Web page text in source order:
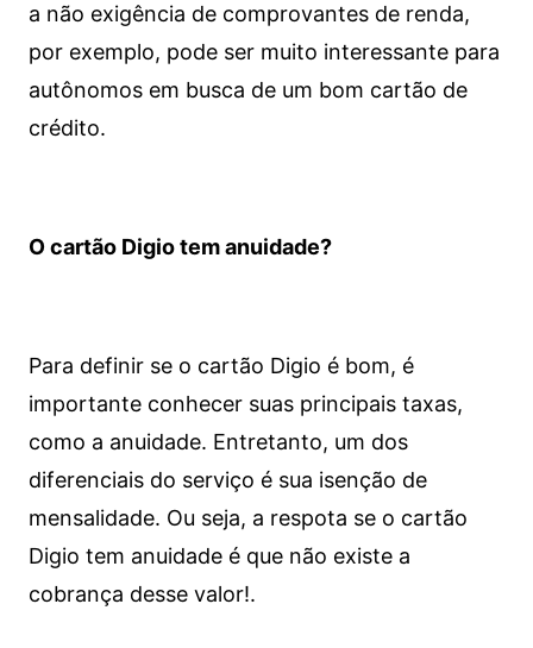
a não exigência de comprovantes de renda,
por exemplo, pode ser muito interessante para
autônomos em busca de um bom cartão de
crédito.
O cartão Digio tem anuidade?
Para definir se o cartão Digio é bom, é
importante conhecer suas principais taxas,
como a anuidade. Entretanto, um dos
diferenciais do serviço é sua isenção de
mensalidade. Ou seja, a respota se o cartão
Digio tem anuidade é que não existe a
cobrança desse valor!.